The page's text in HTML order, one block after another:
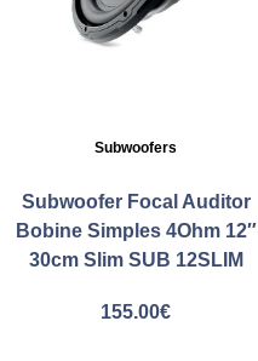
Subwoofers
Subwoofer Focal Auditor
Bobine Simples 4Ohm 12″
30cm Slim SUB 12SLIM
155.00€